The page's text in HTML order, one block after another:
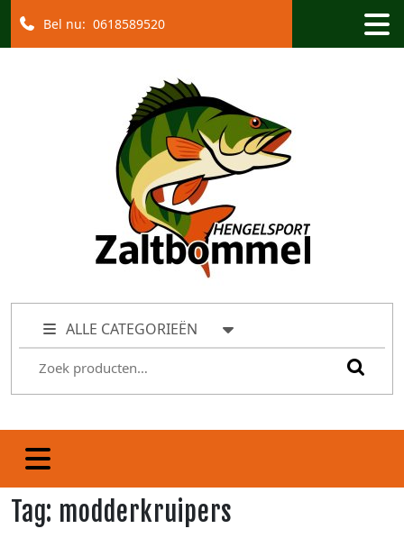
Bel nu: 0618589520
ALLE CATEGORIEËN
Tag: modderkruipers